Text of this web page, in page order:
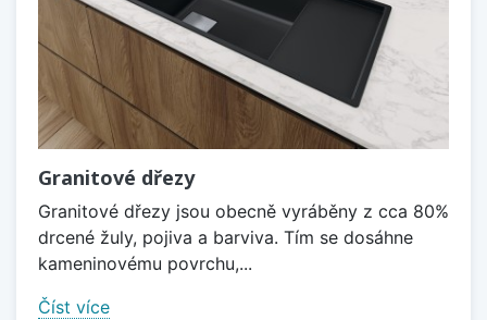
Granitové dřezy
Granitové dřezy jsou obecně vyráběny z cca 80%
drcené žuly, pojiva a barviva. Tím se dosáhne
kameninovému povrchu,...
Číst více